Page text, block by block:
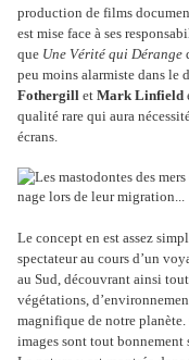
production de films
est mise face à ses
que Une Vérité qui Dérange
peu moins alarmiste dans le
Fothergill et Mark Linfield
qualité rare qui aura
écrans.
Le concept en est assez
spectateur au cours d’un
au Sud, découvrant ainsi
végétations,
magnifique de notre planète.
images sont tout bonnement